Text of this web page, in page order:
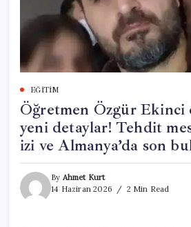
EĞITIM
Öğretmen Özgür Ekinci
yeni detaylar! Tehdit
izi ve Almanya’da son
By Ahmet Kurt
14 Haziran 2026
2 Min Read